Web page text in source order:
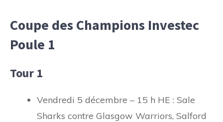
Coupe des Champions Investec
Poule 1
Tour 1
Vendredi 5 décembre – 15 h HE : Sale
Sharks contre Glasgow Warriors, Salford